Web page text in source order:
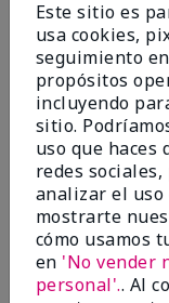
Este sitio es
usa cookies,
seguimiento
propósitos
incluyendo
sitio.
uso que haces
redes
analizar el uso
mostrarte
cómo usamos
en 'No vender
personal'.. Al